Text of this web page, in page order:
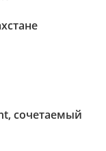
сочетаемый